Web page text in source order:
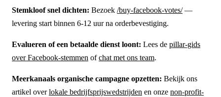
Stemkloof snel dichten: Bezoek /buy-facebook-votes/—
levering start binnen 6-12 uur na orderbevestiging.
Evalueren of een betaalde dienst loont: Lees de pillar-gids
over Facebook-stemmen ofchat met ons team.
Meerkanaals organische campagne opzetten: Bekijk ons
artikel overlokale bedrijfsprijswedstrijden en onze non-profit-